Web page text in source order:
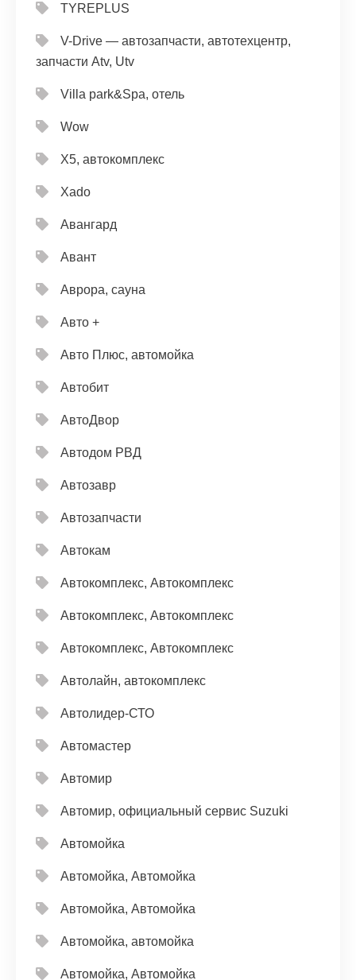
TYREPLUS
V-Drive — автозапчасти, автотехцентр,
запчасти Atv, Utv
Villa park&Spa, отель
Wow
X5, автокомплекс
Xado
Авангард
Авант
Аврора, сауна
Авто +
Авто Плюс, автомойка
Автобит
АвтоДвор
Автодом РВД
Автозавр
Автозапчасти
Автокам
Автокомплекс, Автокомплекс
Автокомплекс, Автокомплекс
Автокомплекс, Автокомплекс
Автолайн, автокомплекс
Автолидер-СТО
Автомастер
Автомир
Автомир, официальный сервис Suzuki
Автомойка
Автомойка, Автомойка
Автомойка, Автомойка
Автомойка, автомойка
Автомойка, Автомойка